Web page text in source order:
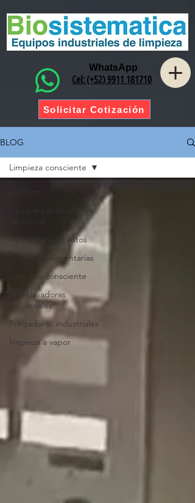
Solicitar Cotización
Cel: (+52) 9911 181710
WhatsApp
BLOG
Tips para el lavado de
Tips para lavar autos
Empresas alimentarias
Limpieza consciente
Hidrolavadoras
industriales
Fregadoras industriales
limpieza a vapor
Limpieza consciente